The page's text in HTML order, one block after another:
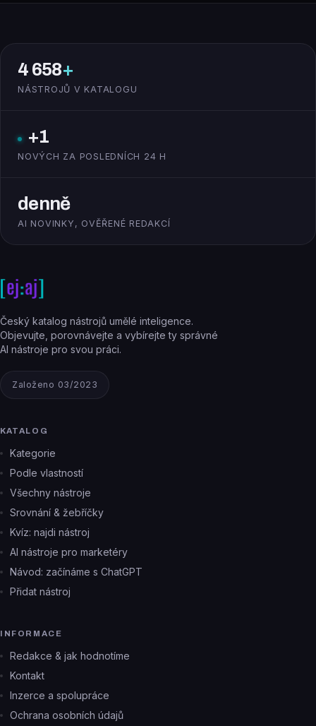
4 658+
NÁSTROJŮ V KATALOGU
+1
NOVÝCH ZA POSLEDNÍCH 24 H
denně
AI NOVINKY, OVĚŘENÉ REDAKCÍ
Český katalog nástrojů umělé inteligence.
Objevujte, porovnávejte a vybírejte ty správné
AI nástroje pro svou práci.
Založeno 03/2023
KATALOG
Kategorie
Podle vlastností
Všechny nástroje
Srovnání & žebříčky
Kvíz: najdi nástroj
AI nástroje pro marketéry
Návod: začínáme s ChatGPT
Přidat nástroj
INFORMACE
Redakce & jak hodnotíme
Kontakt
Inzerce a spolupráce
Ochrana osobních údajů